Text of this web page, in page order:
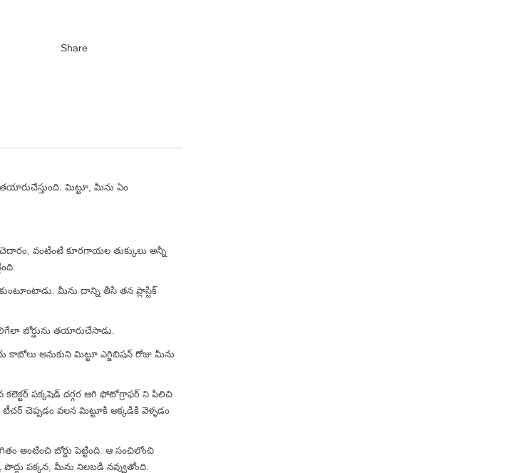
మిట్టూ, మీను ఏం
వంటింటి కూరగాయల తుక్కులు అన్నీ
మీను దాన్ని తీసి తన ప్లాస్టిక్
వెలిగేలా బోర్డును తయారుచేసాడు.
అనుకుని మిట్టూ ఎగ్జిబిషన్ రోజు మీను
కలెక్టర్ పక్కషెడ్ దగ్గర ఆగి ఫోటోగ్రాఫర్ ని పిలిచి
చెప్పడం వలన మిట్టూకి అక్కడికి వెళ్ళడం
అంటించి బోర్డు పెట్టింది. ఆ సంచిలోంచి
పక్కన, మీను నిలబడి నవ్వుతోంది.